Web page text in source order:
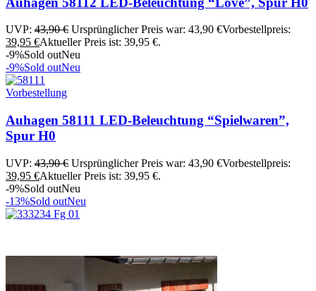
UVP: 43,90€ Ursprünglicher Preis war: 43,90 €Vorbestellpreis:
39,95 €Aktueller Preis ist: 39,95 €.
-9%Sold outNeu
-9%Sold outNeu
Vorbestellung
Auhagen 58111 LED-Beleuchtung “Spielwaren”,
Spur H0
UVP: 43,90€ Ursprünglicher Preis war: 43,90 €Vorbestellpreis:
39,95 €Aktueller Preis ist: 39,95 €.
-9%Sold outNeu
-13%Sold outNeu